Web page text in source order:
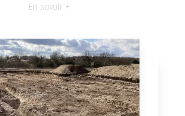
En savoir +